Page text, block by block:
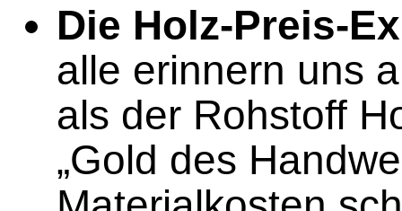
Die Holz-Preis-
alle erinnern uns
als der Rohstoff
„Gold des